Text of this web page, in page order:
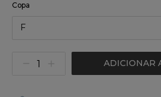
Copa
F
ADICIONAR